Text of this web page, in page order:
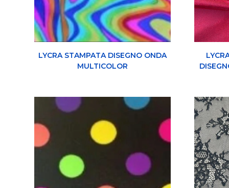
LYCRA STAMPATA DISEGNO ONDA
MULTICOLOR